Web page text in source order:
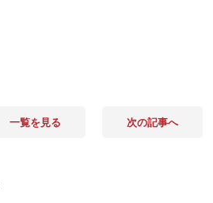
一覧を見る 次の記事へ